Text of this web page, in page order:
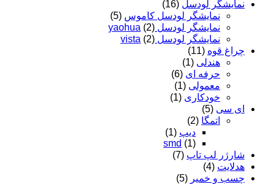
نمایشگر لودسل (16)
نمایشگر لودسل کاموس (5)
نمایشگر لودسل yaohua (2)
نمایشگر لودسل vista (2)
چراغ قوه (11)
هندلی (1)
حرفه ای (6)
معمولی (1)
خودکاری (1)
ای سی (5)
اتمگا (2)
دیپ (1)
smd (1)
شارژر لپ تاپ (7)
هدلایت (4)
چسب و خمیر (5)